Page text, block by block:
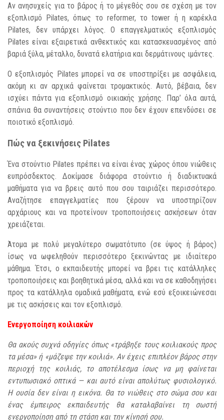
Αν ανησυχείς για το βάρος ή το μέγεθός σου σε σχέση με τον
εξοπλισμό Pilates, όπως το reformer, το tower ή η καρέκλα
Pilates, δεν υπάρχει λόγος. Ο επαγγελματικός εξοπλισμός
Pilates είναι εξαιρετικά ανθεκτικός και κατασκευασμένος από
βαριά ξύλα, μέταλλο, δυνατά ελατήρια και δερμάτινους ιμάντες.
Ο εξοπλισμός Pilates μπορεί να σε υποστηρίξει με ασφάλεια,
ακόμη κι αν αρχικά φαίνεται τρομακτικός. Αυτό, βέβαια, δεν
ισχύει πάντα για εξοπλισμό οικιακής χρήσης. Παρ’ όλα αυτά,
σπάνια θα συναντήσεις στούντιο που δεν έχουν επενδύσει σε
ποιοτικό εξοπλισμό.
Πώς να ξεκινήσεις Pilates
Ένα στούντιο Pilates πρέπει να είναι ένας χώρος όπου νιώθεις
ευπρόσδεκτος. Δοκίμασε διάφορα στούντιο ή διαδικτυακά
μαθήματα για να βρεις αυτό που σου ταιριάζει περισσότερο.
Αναζήτησε επαγγελματίες που ξέρουν να υποστηρίζουν
αρχάριους και να προτείνουν τροποποιήσεις ασκήσεων όταν
χρειάζεται.
Άτομα με πολύ μεγαλύτερο σωματότυπο (σε ύψος ή βάρος)
ίσως να ωφεληθούν περισσότερο ξεκινώντας με ιδιαίτερο
μάθημα. Έτσι, ο εκπαιδευτής μπορεί να βρει τις κατάλληλες
τροποποιήσεις και βοηθητικά μέσα, αλλά και να σε καθοδηγήσει
προς τα κατάλληλα ομαδικά μαθήματα, ενώ εσύ εξοικειώνεσαι
με τις ασκήσεις και τον εξοπλισμό.
Ενεργοποίηση κοιλιακών
Θα ακούς συχνά οδηγίες όπως «τράβηξε τους κοιλιακούς προς
τα μέσα» ή «μάζεψε την κοιλιά». Αν έχεις επιπλέον βάρος στην
περιοχή της κοιλιάς, το αποτέλεσμα ίσως να μη φαίνεται
εντυπωσιακό οπτικά — και αυτό είναι απολύτως φυσιολογικό.
Η ουσία δεν είναι η εικόνα. Θα το νιώθεις στο σώμα σου και
ένας έμπειρος εκπαιδευτής θα καταλαβαίνει τη σωστή
ενεργοποίηση από τη στάση και την κίνησή σου.